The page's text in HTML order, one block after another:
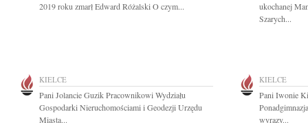
2019 roku zmarł Edward Różalski O czym...
ukochanej
Szarych...
KIELCE
Pani Jolancie Guzik Pracownikowi Wydziału
Gospodarki Nieruchomościami i Geodezji Urzędu
Miasta...
KIELCE
Pani Iwonie
wyrazy...